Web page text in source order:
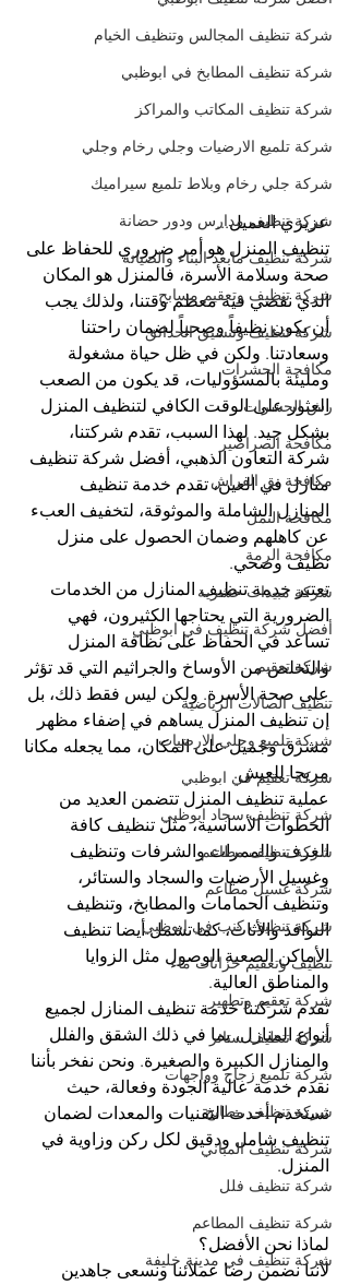
شركة تنظيف المجالس وتنظيف الخيام
شركة تنظيف المطابخ في ابوظبي
شركة تنظيف المكاتب والمراكز
شركة تلميع الارضيات وجلي رخام وجلي
شركة جلي رخام وبلاط تلميع سيراميك
شركة تنظيف مدارس ودور حضانة
شركة تنظيف مابعد البناء والصيانة
شركة تنظيف وتعقيم مسابح
شركة تنظيف وتنسيق الحدائق
مكافحة الحشرات
رش الحشرات
مكافحة الصراصير
مكافحة بق الفراش
مكافحة النمل
مكافحة الرمة
شركة مبيدات حشرية
أفضل شركة تنظيف في ابوظبي
شركة تعقيم
تنظيف الصالات الرياضية
شركة تلميع وجلي الارضيات
شركة تعقيم في ابوظبي
شركة تنظيف سجاد ابوظبي
شركة تنظيف مطاعم
شركة غسيل مطاعم
شركة تنظيف كنب في ابوظبي
تنظيف وتعقيم خزانات ماء
شركة تعقيم وتطهير
شركة تنظيف ستائر
شركة تلميع زجاج وواجهات
شركة تنظيف مطابخ
شركة تنظيف المباني
شركة تنظيف فلل
شركة تنظيف المطاعم
شركة تنظيف في مدينة خليفة
عزيزي العميل...
تنظيف المنزل هو أمر ضروري للحفاظ على
صحة وسلامة الأسرة، فالمنزل هو المكان
الذي نقضي فيه معظم وقتنا، ولذلك يجب
أن يكون نظيفاً وصحياً لضمان راحتنا
وسعادتنا. ولكن في ظل حياة مشغولة
ومليئة بالمسؤوليات، قد يكون من الصعب
العثور على الوقت الكافي لتنظيف المنزل
بشكل جيد. لهذا السبب، تقدم شركتنا،
شركة التعاون الذهبي، أفضل شركة تنظيف
منازل في العين، تقدم خدمة تنظيف
المنازل الشاملة والموثوقة، لتخفيف العبء
عن كاهلهم وضمان الحصول على منزل
نظيف وصحي.
تعتبر خدمة تنظيف المنازل من الخدمات
الضرورية التي يحتاجها الكثيرون، فهي
تساعد في الحفاظ على نظافة المنزل
والتخلص من الأوساخ والجراثيم التي قد تؤثر
على صحة الأسرة. ولكن ليس فقط ذلك، بل
إن تنظيف المنزل يساهم في إضفاء مظهر
مشرق وجميل على المكان، مما يجعله مكانا
مريحا للعيش.
عملية تنظيف المنزل تتضمن العديد من
الخطوات الأساسية، مثل تنظيف كافة
الغرف والممرات والشرفات وتنظيف
وغسيل الأرضيات والسجاد والستائر،
وتنظيف الحمامات والمطابخ، وتنظيف
النوافذ والأثاث، كما تشمل أيضا تنظيف
الأماكن الصعبة الوصول مثل الزوايا
والمناطق العالية.
تقدم شركتنا خدمة تنظيف المنازل لجميع
أنواع المنازل، بما في ذلك الشقق والفلل
والمنازل الكبيرة والصغيرة. ونحن نفخر بأننا
نقدم خدمة عالية الجودة وفعالة، حيث
نستخدم أحدث التقنيات والمعدات لضمان
تنظيف شامل ودقيق لكل ركن وزاوية في
المنزل.
لماذا نحن الأفضل؟
لأننا نضمن رضا عملائنا ونسعى جاهدين